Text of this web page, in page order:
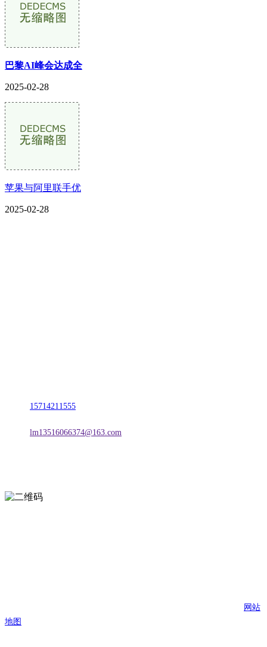
巴黎AI峰会达成全
2025-02-28
苹果与阿里联手优
2025-02-28
15714211555
lm13516066374@163.com
网站
地图